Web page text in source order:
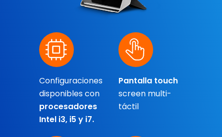
Configuraciones
disponibles con
procesadores
Intel i3, i5 y i7.
Pantalla touch
screen multi-
táctil